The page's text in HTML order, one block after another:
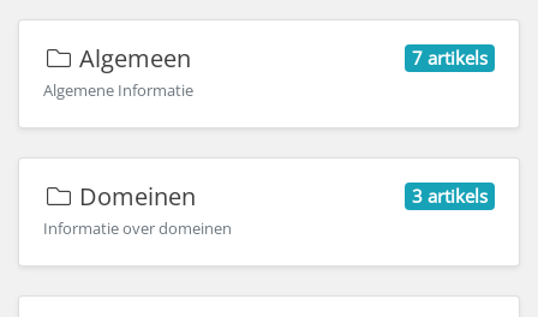
Algemeen 7 artikels
Algemene Informatie
Domeinen 3 artikels
Informatie over domeinen